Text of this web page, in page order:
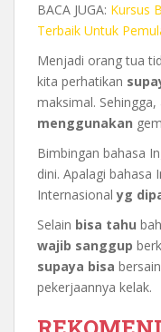
BACA JUGA: Kursus
Terbaik Untuk
Menjadi orang tua
kita perhatikan
maksimal. Sehingga,
menggunakan
Bimbingan bahasa
dini. Apalagi bahasa
Internasionalyg
Selain bisa tahu
wajib sanggup
supaya bisa
pekerjaannya kelak.